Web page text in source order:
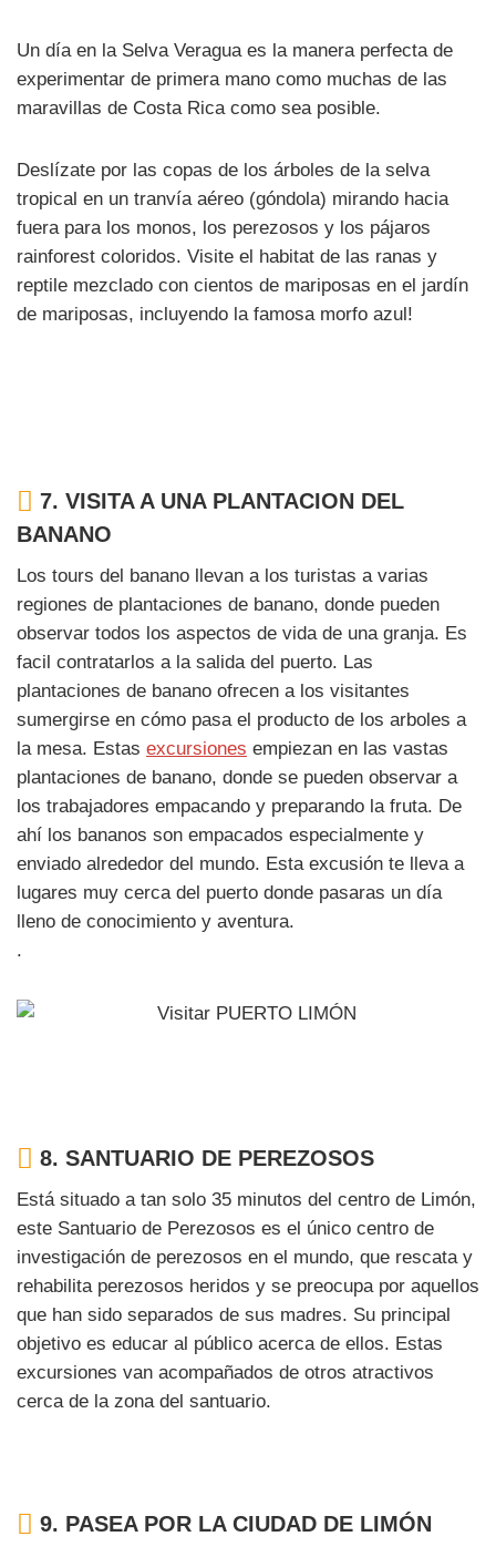
Un día en la Selva Veragua es la manera perfecta de
experimentar de primera mano como muchas de las
maravillas de Costa Rica como sea posible.
Deslízate por las copas de los árboles de la selva
tropical en un tranvía aéreo (góndola) mirando hacia
fuera para los monos, los perezosos y los pájaros
rainforest coloridos. Visite el habitat de las ranas y
reptile mezclado con cientos de mariposas en el jardín
de mariposas, incluyendo la famosa morfo azul!
7. VISITA A UNA PLANTACION DEL
BANANO
Los tours del banano llevan a los turistas a varias
regiones de plantaciones de banano, donde pueden
observar todos los aspectos de vida de una granja. Es
facil contratarlos a la salida del puerto. Las
plantaciones de banano ofrecen a los visitantes
sumergirse en cómo pasa el producto de los arboles a
la mesa. Estas excursiones empiezan en las vastas
plantaciones de banano, donde se pueden observar a
los trabajadores empacando y preparando la fruta. De
ahí los bananos son empacados especialmente y
enviado alrededor del mundo. Esta excusión te lleva a
lugares muy cerca del puerto donde pasaras un día
lleno de conocimiento y aventura.
.
8. SANTUARIO DE PEREZOSOS
Está situado a tan solo 35 minutos del centro de Limón,
este Santuario de Perezosos es el único centro de
investigación de perezosos en el mundo, que rescata y
rehabilita perezosos heridos y se preocupa por aquellos
que han sido separados de sus madres. Su principal
objetivo es educar al público acerca de ellos. Estas
excursiones van acompañados de otros atractivos
cerca de la zona del santuario.
9. PASEA POR LA CIUDAD DE LIMÓN